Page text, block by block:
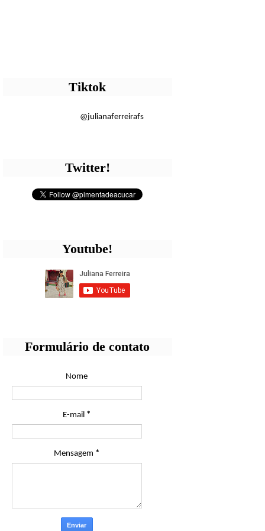
Tiktok
@julianaferreirafs
Twitter!
Youtube!
Formulário de contato
Nome
E-mail *
Mensagem *